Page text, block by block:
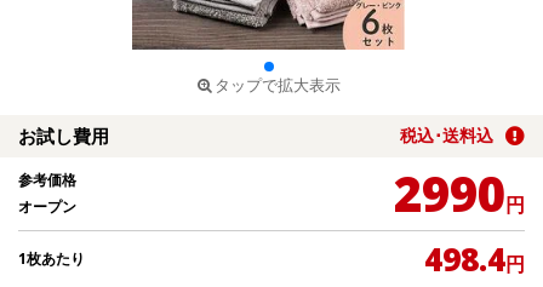
タップで拡大表示
お試し費用 税込･送料込
参考価格
オープン
2990円
1枚あたり 498.4円